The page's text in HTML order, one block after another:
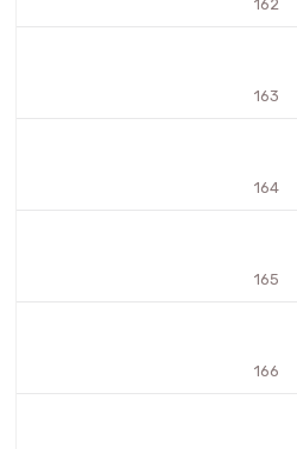
162
163
164
165
166